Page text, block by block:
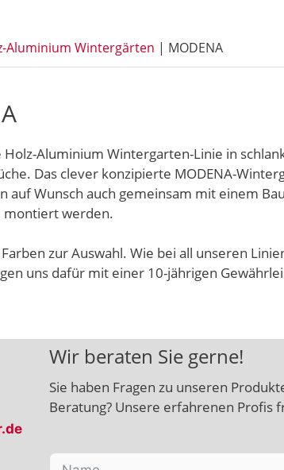
Aluminium Wintergärten | MODENA
Aluminium Wintergarten-Linie in
Das clever konzipierte MODENA-
Wunsch auch gemeinsam mit einem
montiert werden.
zur Auswahl. Wie bei all unseren
uns dafür mit einer 10-jährigen
Wir beraten Sie gerne!
Sie haben Fragen zu unseren
Beratung? Unsere erfahrenen Profis